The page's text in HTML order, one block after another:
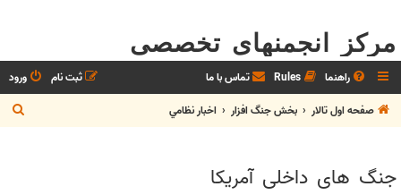
مرکز انجمنهای تخصصی
راهنما Rules تماس با ما ورود
ثبت نام
صفحه اول تالار
بخش جنگ افزار اخبار نظامي
س
جنگ هاى داخلى آمريكا